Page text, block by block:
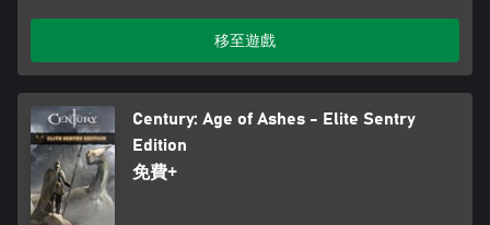
移至遊戲
Century: Age of Ashes - Elite Sentry
Edition
免費+